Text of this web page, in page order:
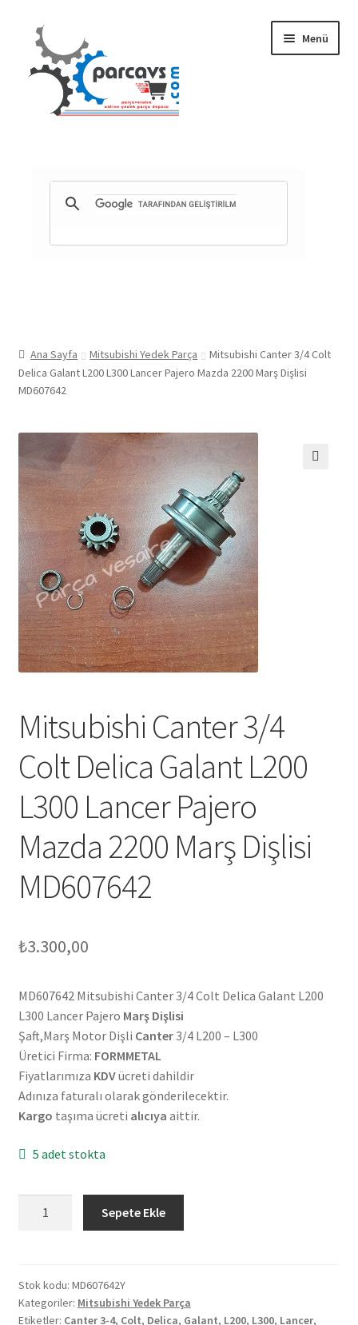
Dolaşıma
geç
İçeriğe
geç
Menü
Mesafeli Satış Sözleşmesi
Ana Sayfa Mitsubishi Yedek Parça
Mitsubishi Canter 3/4 Colt
Delica Galant L200 L300 Lancer Pajero Mazda 2200 Marş Dişlisi
MD607642
Mitsubishi Canter 3/4
Colt Delica Galant L200
L300 Lancer Pajero
Mazda 2200 Marş Dişlisi
MD607642
₺3.300,00
MD607642 Mitsubishi Canter 3/4 Colt Delica Galant L200
L300 Lancer Pajero Marş Dişlisi
Şaft,Marş Motor Dişli Canter3/4 L200 – L300
Üretici Firma: FORMMETAL
Fiyatlarımıza KDVücreti dahildir
Adınıza faturalı olarak gönderilecektir.
Kargo taşıma ücreti alıcıya aittir.
5 adet stokta
Delica
Galant
Sepete Ekle
Stok kodu: MD607642Y
Kategoriler: Mitsubishi Yedek Parça
Etiketler: Canter 3-4, Colt, Delica, Galant, L200, L300, Lancer,